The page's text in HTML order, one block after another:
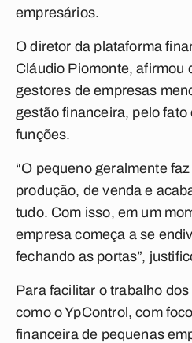
empresários.
O diretor da plataforma
Cláudio Piomonte, afirmou
gestores de empresas
gestão financeira, pelo
funções.
“O pequeno geralmente
produção, de venda e
tudo. Com isso, em um
empresa começa a se
fechando as portas”,
Para facilitar o trabalho
como o YpControl, com
financeira de pequenas